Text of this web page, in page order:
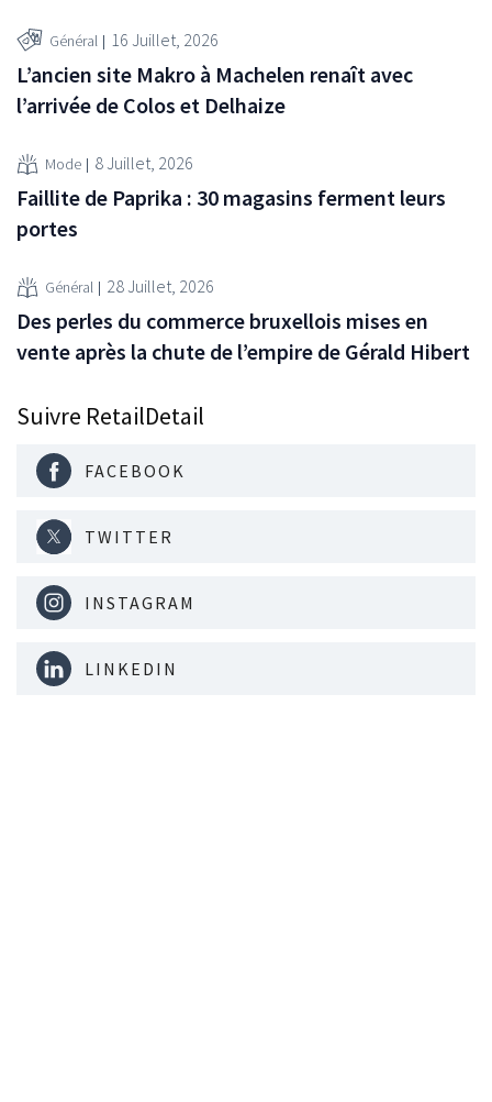
Général 16 Juillet, 2026
L’ancien site Makro à Machelen renaît avec
l’arrivée de Colos et Delhaize
Mode 8 Juillet, 2026
Faillite de Paprika : 30 magasins ferment leurs
portes
Général 28 Juillet, 2026
Des perles du commerce bruxellois mises en
vente après la chute de l’empire de Gérald Hibert
Suivre RetailDetail
FACEBOOK
TWITTER
INSTAGRAM
LINKEDIN